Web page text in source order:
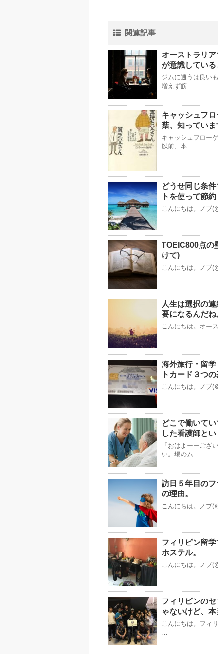
関連記事
オーストラリ
が意識してい
ジムに通うは良い
増えず筋 …
キャッシュフ
葉、知っていま
キャッシュフロー
以前、本 …
どうせ同じ条
トを使って節
こんにちは。ノブ
TOEIC800点の
けて)
こんにちは。ノブ
人生は選択の
要になるんだね
こんにちは。オー
海外旅行・留
トカード３つ
こんにちは。ノブ
どこで働いて
した看護師と
「おはよーーござ
い。場のム …
訪日５年目の
の理由。
こんにちは。ノブ
フィリピン留
ホステル。
こんにちは。ノブ
フィリピンの
ゃないけど、
こんにちは。フィ